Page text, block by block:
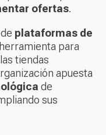
ofertas.
plataformas de
para
tiendas
apuesta
de
sus